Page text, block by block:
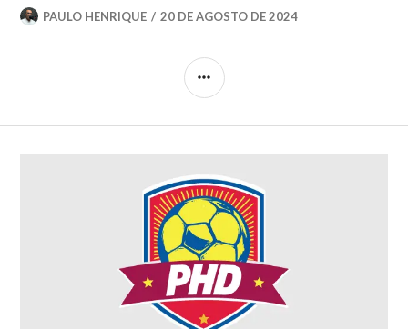
PAULO HENRIQUE 20 DE AGOSTO DE 2024